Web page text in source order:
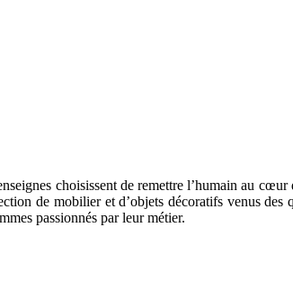
choisissent de remettre l’humain au
de mobilier et d’objets décoratifs venus
passionnés par leur métier.